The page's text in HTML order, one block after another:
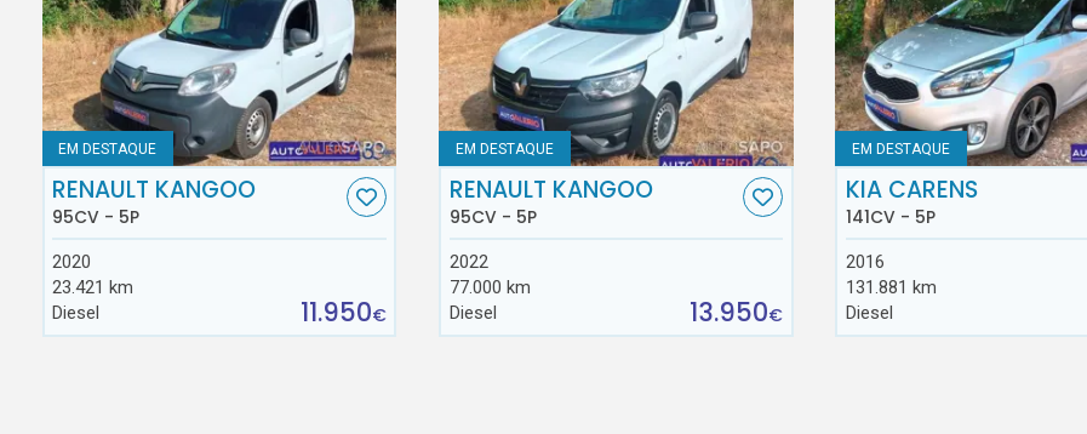
EM DESTAQUE
RENAULT KANGOO
95CV - 5P
2020
23.421 km
Diesel
11.950€
EM DESTAQUE
RENAULT KANGOO
95CV - 5P
2022
77.000 km
Diesel
13.950€
EM DESTAQUE
KIA CARENS
141CV - 5P
2016
131.881 km
Diesel